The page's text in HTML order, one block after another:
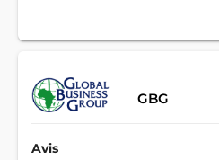
GBG
Avis